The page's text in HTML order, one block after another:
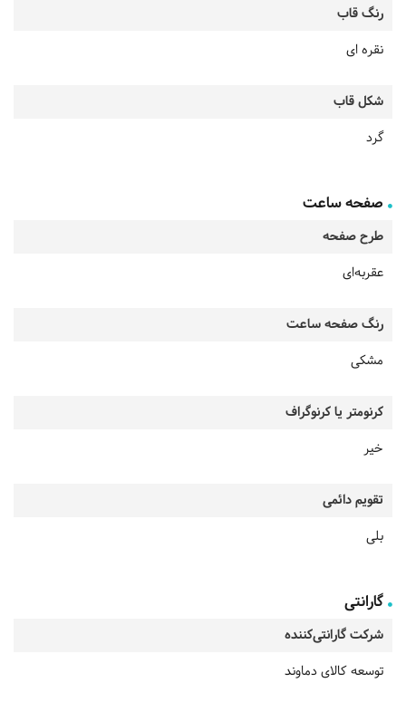
رنگ قاب
نقره ای
شکل قاب
گرد
صفحه ساعت
طرح صفحه
عقربه‌ای
رنگ صفحه ساعت
مشکی
کرنومتر یا کرنوگراف
خیر
تقویم دائمی
بلی
گارانتی
شرکت گارانتی‌کننده
توسعه کالای دماوند